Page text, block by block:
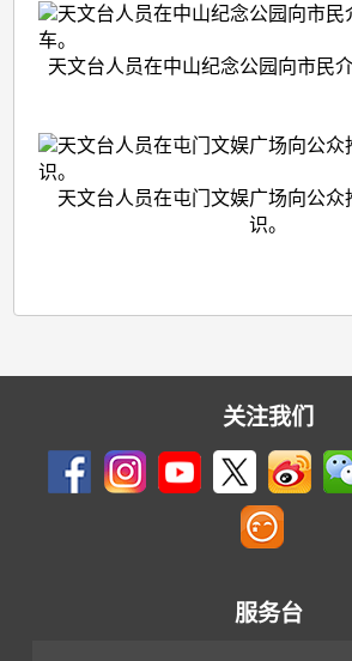
天文台人员在中山纪念公园向市民
天文台人员在屯门文娱广场向公众
识。
关注我们
服务台